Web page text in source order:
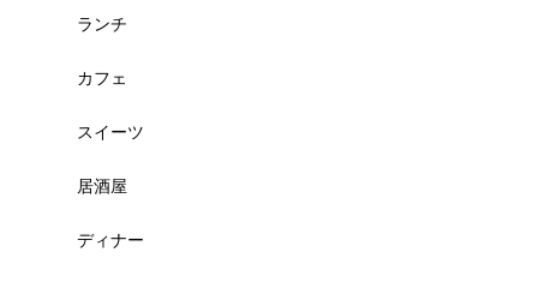
ランチ
カフェ
スイーツ
居酒屋
ディナー